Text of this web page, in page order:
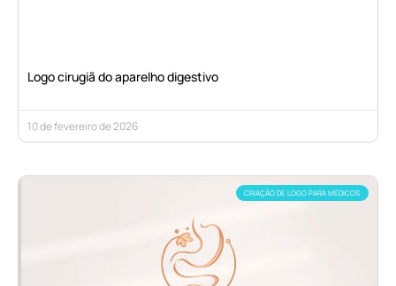
Logo cirugiã do aparelho digestivo
10 de fevereiro de 2026
CRIAÇÃO DE LOGO PARA MÉDICOS